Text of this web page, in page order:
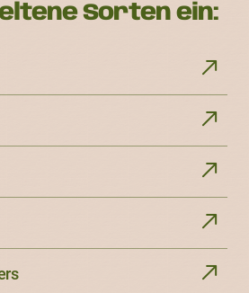
Sorten ein: